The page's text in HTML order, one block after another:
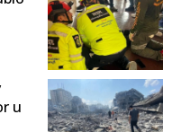
u